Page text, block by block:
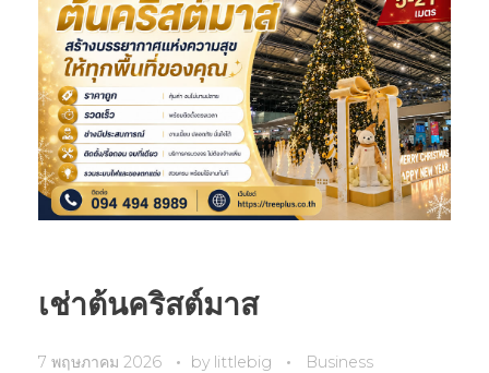
เช่าต้นคริสต์มาส
7 พฤษภาคม 2026 by littlebig Business